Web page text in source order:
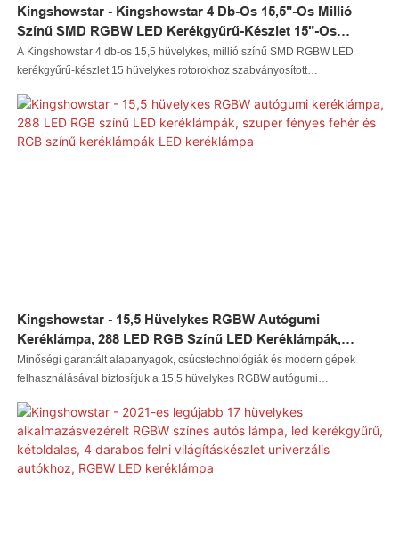
Kingshowstar - Kingshowstar 4 Db-Os 15,5"-Os Millió
Színű SMD RGBW LED Kerékgyűrű-Készlet 15"-Os
Rotorokhoz RGBW LED Kerékvilágítás
A Kingshowstar 4 db-os 15,5 hüvelykes, millió színű SMD RGBW LED
kerékgyűrű-készlet 15 hüvelykes rotorokhoz szabványosított
termék a minősített alapanyagok összes kiváló teljesítményének tökéletes
kombinációja. Számos előnye van a Led autólámpáinknak, Led
sziklalámpáinknak, Led ostorlámpáinknak, Led keréklámpáinknak, Led
Kingshowstar - 15,5 Hüvelykes RGBW Autógumi
Keréklámpa, 288 LED RGB Színű LED Keréklámpák,
Szuper Fényes Fehér És RGB Színű Keréklámpák LED
Keréklámpa
Minőségi garantált alapanyagok, csúcstechnológiák és modern gépek
felhasználásával biztosítjuk a 15,5 hüvelykes RGBW autógumi
fehér és rgb színű kerékvilágítást. Sok nagyszerű tulajdonsággal
rendelkezik. Továbbá, a LED-es autóvilágítás, a LED-es sziklavilágítás, a
LED-es ostorfény, a LED-es kerékvilágítás, a LED-es fényszóró, a LED-es
motorkerékpár-világítás, a LED-es hajóvilágítás, a LED-es vezetékes